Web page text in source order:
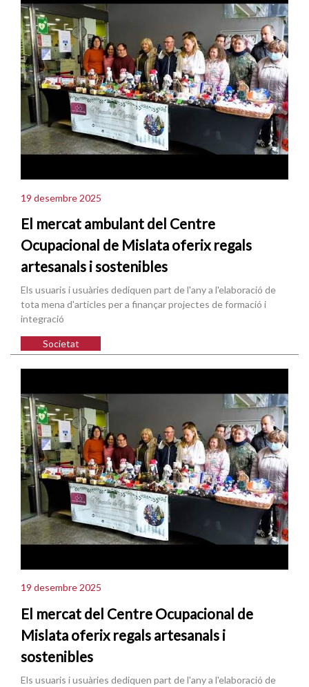
19 desembre 2025
El mercat ambulant del Centre
Ocupacional de Mislata oferix regals
artesanals i sostenibles
Els usuaris i usuàries dediquen part de l'any a l'elaboració de
tota mena d'articles per a finançar projectes de formació i
integració
Societat
19 desembre 2025
El mercat del Centre Ocupacional de
Mislata oferix regals artesanals i
sostenibles
Els usuaris i usuàries dediquen part de l'any a l'elaboració de